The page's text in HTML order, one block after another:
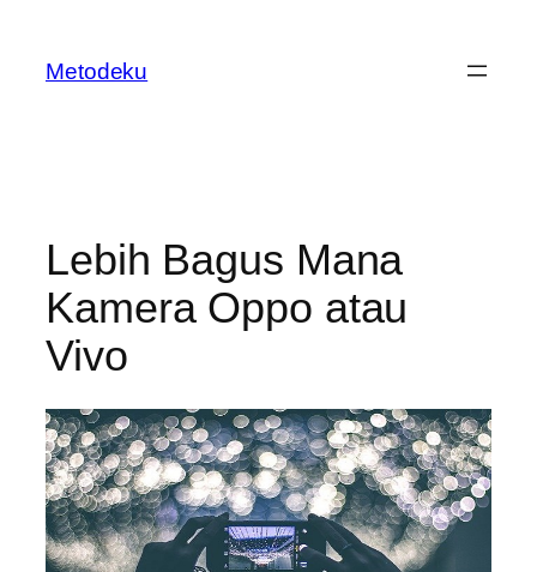
content
Metodeku
Lebih Bagus Mana
Kamera Oppo atau
Vivo